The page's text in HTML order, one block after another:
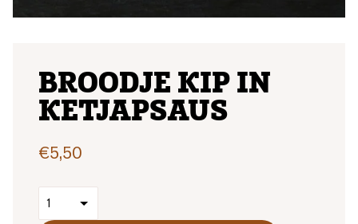
BROODJE KIP IN
KETJAPSAUS
€5,50